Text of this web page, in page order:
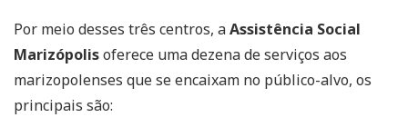
Por meio desses três centros, aAssistência Social
Marizópolisoferece uma dezena de serviços aos
marizopolenses que se encaixam no público-alvo, os
principais são: